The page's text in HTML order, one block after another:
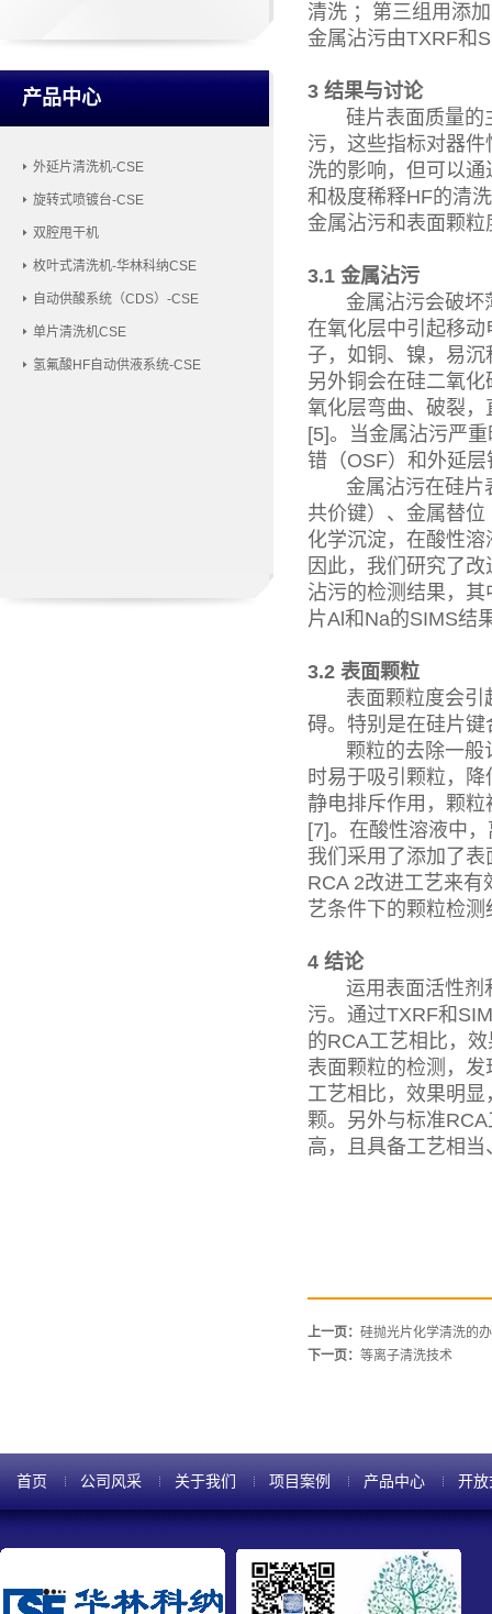
产品中心
外延片清洗机-CSE
旋转式喷镀台-CSE
双腔甩干机
枚叶式清洗机-华林科纳CSE
自动供酸系统（CDS）-CSE
单片清洗机CSE
氢氟酸HF自动供液系统-CSE
清洗 ；第三组用添
金属沾污由TXRF和
3 结果与讨论
硅片表面质量的主
污，这些指标对器
洗的影响，但可以
和极度稀释HF的清
金属沾污和表面颗
3.1 金属沾污
金属沾污会破坏薄
在氧化层中引起移
子，如铜、镍，易
另外铜会在硅二氧
氧化层弯曲、破裂
[5]。当金属沾污严
错（OSF）和外延
金属沾污在硅片表
共价键）、金属替
化学沉淀，在酸性
因此，我们研究了
沾污的检测结果，
片Al和Na的SIMS结
3.2 表面颗粒
表面颗粒度会引起
碍。特别是在硅片
颗粒的去除一般认
时易于吸引颗粒，
静电排斥作用，颗粒
[7]。在酸性溶液中
我们采用了添加了
RCA 2改进工艺来
艺条件下的颗粒检测
4 结论
运用表面活性剂和
污。通过TXRF和
的RCA工艺相比，
表面颗粒的检测，
工艺相比，效果明
颗。另外与标准
高，且具备工艺相
上一页： 硅抛光片化学清洗的
下一页： 等离子清洗技术
首页 公司风采 关于我们 项目案例 产品中心 开放